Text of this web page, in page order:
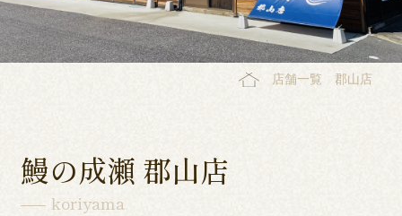
店舗一覧 郡山店
鰻の成瀬 郡山店
koriyama